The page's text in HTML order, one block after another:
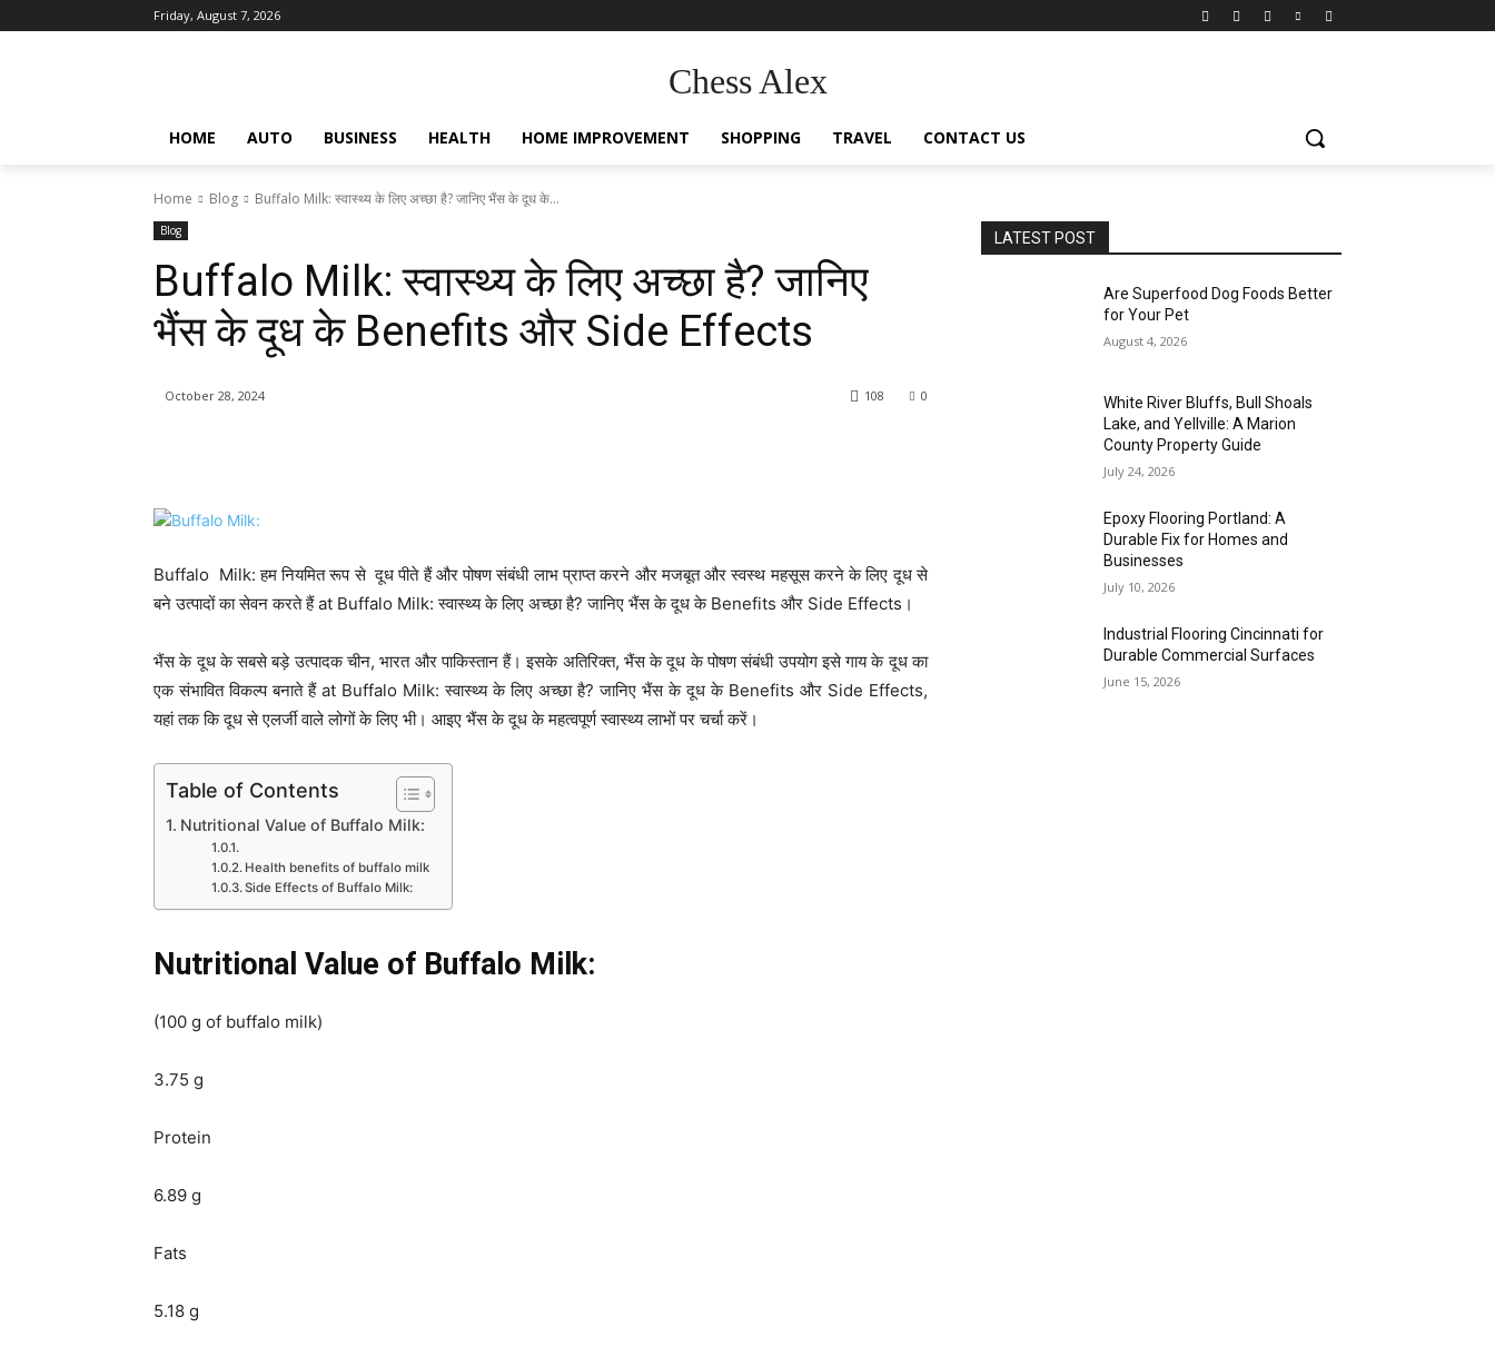
Friday, August 7, 2026
Chess Alex
HOME AUTO BUSINESS HEALTH HOME IMPROVEMENT SHOPPING TRAVEL CONTACT US
Home Blog Buffalo Milk: स्वास्थ्य के लिए अच्छा है? जानिए भैंस के दूध के...
Blog
Buffalo Milk: स्वास्थ्य के लिए अच्छा है? जानिए
भैंस के दूध के Benefits और Side Effects
October 28, 2024 0
108
Buffalo Milk: हम नियमित रूप से दूध पीते हैं और पोषण संबंधी लाभ प्राप्त करने और मजबूत और स्वस्थ महसूस करने के लिए दूध से
बने उत्पादों का सेवन करते हैं at Buffalo Milk: स्वास्थ्य के लिए अच्छा है? जानिए भैंस के दूध के Benefits और Side Effects।
भैंस के दूध के सबसे बड़े उत्पादक चीन, भारत और पाकिस्तान हैं। इसके अतिरिक्त, भैंस के दूध के पोषण संबंधी उपयोग इसे गाय के दूध का
एक संभावित विकल्प बनाते हैं at Buffalo Milk: स्वास्थ्य के लिए अच्छा है? जानिए भैंस के दूध के Benefits और Side Effects,
यहां तक कि दूध से एलर्जी वाले लोगों के लिए भी। आइए भैंस के दूध के महत्वपूर्ण स्वास्थ्य लाभों पर चर्चा करें।
Table of Contents
Nutritional Value of Buffalo Milk:
Health benefits of buffalo milk
Side Effects of Buffalo Milk:
Nutritional Value of Buffalo Milk:
(100 g of buffalo milk)
3.75 g
Protein
6.89 g
Fats
5.18 g
LATEST POST
Are Superfood Dog Foods Better
for Your Pet
August 4, 2026
White River Bluffs, Bull Shoals
Lake, and Yellville: A Marion
County Property Guide
July 24, 2026
Epoxy Flooring Portland: A
Durable Fix for Homes and
Businesses
July 10, 2026
Industrial Flooring Cincinnati for
Durable Commercial Surfaces
June 15, 2026